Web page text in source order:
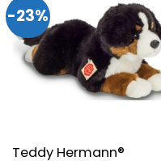
-23%
Teddy Hermann®